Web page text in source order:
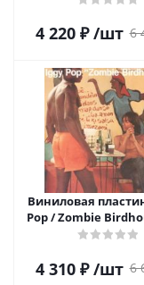
4 220₽ /шт 6
Виниловая
Pop / Zombie
4 310₽ /шт 6